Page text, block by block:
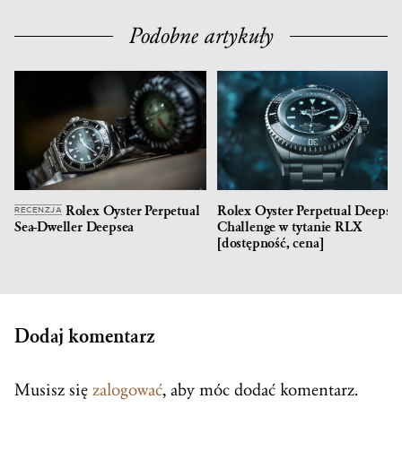
Podobne artykuły
RECENZJA Rolex Oyster Perpetual
Sea-Dweller Deepsea
Rolex Oyster Perpetual
Challenge w tytanie RLX
[dostępność, cena]
Dodaj komentarz
Musisz się zalogować, aby móc dodać komentarz.